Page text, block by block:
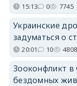
15:13 0 7745
Украинские
задуматься о
20:01 10 4808
Зооконфликт в
бездомных